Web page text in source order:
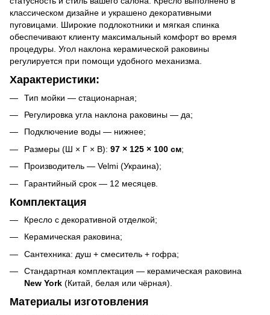
классическом дизайне и украшено декоративными
пуговицами. Широкие подлокотники и мягкая спинка
обеспечивают клиенту максимальный комфорт во время
процедуры. Угол наклона керамической раковины
регулируется при помощи удобного механизма.
Характеристики:
Тип мойки — стационарная;
Регулировка угла наклона раковины — да;
Подключение воды — нижнее;
Размеры (Ш × Г × В): 97 × 125 × 100 см;
Производитель — Velmi (Украина);
Гарантийный срок — 12 месяцев.
Комплектация
Кресло с декоративной отделкой;
Керамическая раковина;
Сантехника: душ + смеситель + гофра;
Стандартная комплектация — керамическая раковина
New York (Китай, белая или чёрная).
Материалы изготовления